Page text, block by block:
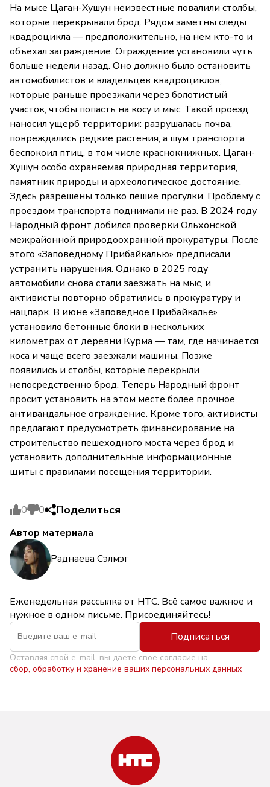
На мысе Цаган-Хушун неизвестные повалили столбы,
которые перекрывали брод. Рядом заметны следы
квадроцикла — предположительно, на нем кто-то и
объехал заграждение. Ограждение установили чуть
больше недели назад. Оно должно было остановить
автомобилистов и владельцев квадроциклов,
которые раньше проезжали через болотистый
участок, чтобы попасть на косу и мыс. Такой проезд
наносил ущерб территории: разрушалась почва,
повреждались редкие растения, а шум транспорта
беспокоил птиц, в том числе краснокнижных. Цаган-
Хушун особо охраняемая природная территория,
памятник природы и археологическое достояние.
Здесь разрешены только пешие прогулки. Проблему с
проездом транспорта поднимали не раз. В 2024 году
Народный фронт добился проверки Ольхонской
межрайонной природоохранной прокуратуры. После
этого «Заповедному Прибайкалью» предписали
устранить нарушения. Однако в 2025 году
автомобили снова стали заезжать на мыс, и
активисты повторно обратились в прокуратуру и
нацпарк. В июне «Заповедное Прибайкалье»
установило бетонные блоки в нескольких
километрах от деревни Курма — там, где начинается
коса и чаще всего заезжали машины. Позже
появились и столбы, которые перекрыли
непосредственно брод. Теперь Народный фронт
просит установить на этом месте более прочное,
антивандальное ограждение. Кроме того, активисты
предлагают предусмотреть финансирование на
строительство пешеходного моста через брод и
установить дополнительные информационные
щиты с правилами посещения территории.
0 0 Поделиться
Автор материала
Раднаева Сэлмэг
Еженедельная рассылка от НТС. Всё самое важное и
нужное в одном письме. Присоединяйтесь!
Подписаться
Оставляя свой e-mail, вы даете свое согласие на
сбор, обработку и хранение ваших персональных данных